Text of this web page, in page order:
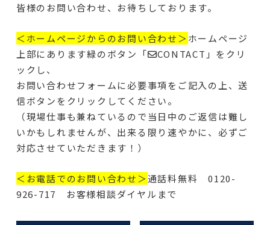
皆様のお問い合わせ、お待ちしております。
＜ホームページからのお問い合わせ＞ホームページ
上部にあります緑のボタン「✉CONTACT」をクリ
ックし、
お問い合わせフォームに必要事項をご記入の上、送
信ボタンをクリックしてください。
（現場仕事も兼ねているので当日中のご返信は難し
いかもしれませんが、出来る限り速やかに、必ずご
対応させていただきます！）
＜お電話でのお問い合わせ＞通話料無料 0120-
926-717 お客様相談ダイヤルまで